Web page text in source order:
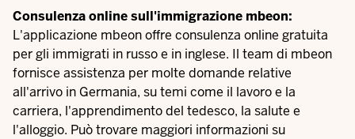
Consulenza online sull'immigrazione mbeon:
L'applicazione mbeon offre consulenza online gratuita
per gli immigrati in russo e in inglese. Il team di mbeon
fornisce assistenza per molte domande relative
all'arrivo in Germania, su temi come il lavoro e la
carriera, l'apprendimento del tedesco, la salute e
l'alloggio. Può trovare maggiori informazioni su